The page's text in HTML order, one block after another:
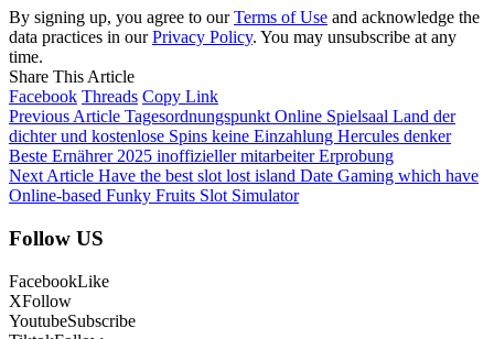
By signing up, you agree to ourTerms of Use and acknowledge the
data practices in ourPrivacy Policy. You may unsubscribe at any
time.
Share This Article
Facebook Threads Copy Link
Previous Article Tagesordnungspunkt Online Spielsaal Land der
dichter und kostenlose Spins keine Einzahlung Hercules denker
Beste Ernährer 2025 inoffizieller mitarbeiter Erprobung
Next Article Have the best slot lost island Date Gaming which have
Online-based Funky Fruits Slot Simulator
Follow US
FacebookLike
XFollow
YoutubeSubscribe